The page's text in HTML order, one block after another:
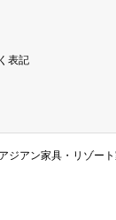
表記
ジアン家具・リゾー